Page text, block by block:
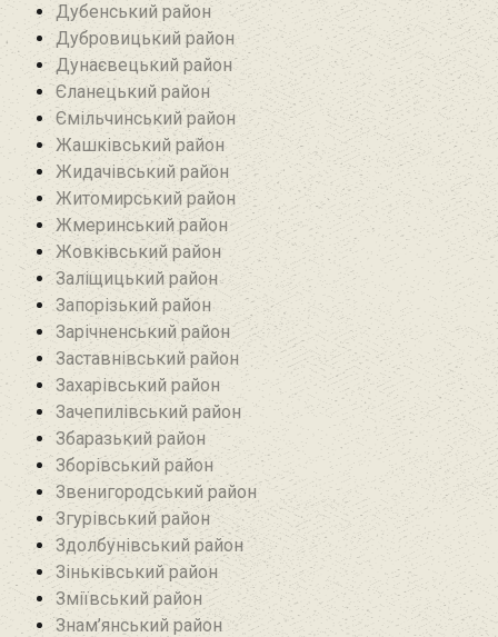
Дубенський район
Дубровицький район‎
Дунаєвецький район
Єланецький район‎
Ємільчинський район
Жашківський район
Жидачівський район
Житомирський район
Жмеринський район
Жовківський район
Заліщицький район‎
Запорізький район
Зарічненський район
Заставнівський район
Захарівський район
Зачепилівський район
Збаразький район‎
Зборівський район
Звенигородський район
Згурівський район
Здолбунівський район‎
Зіньківський район‎
Зміївський район
Знам’янський район